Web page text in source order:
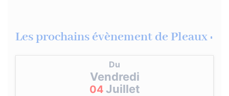
Les prochains évènement de Pleaux :
Du
Vendredi
04 Juillet